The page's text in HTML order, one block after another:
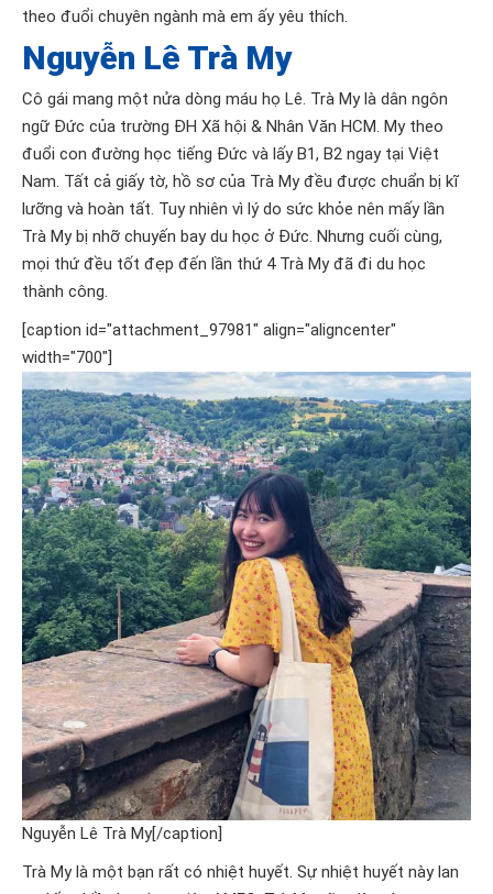
theo đuổi chuyên ngành mà em ấy yêu thích.
Nguyễn Lê Trà My
Cô gái mang một nửa dòng máu họ Lê. Trà My là dân ngôn
ngữ Đức của trường ĐH Xã hội & Nhân Văn HCM. My theo
đuổi con đường học tiếng Đức và lấy B1, B2 ngay tại Việt
Nam. Tất cả giấy tờ, hồ sơ của Trà My đều được chuẩn bị kĩ
lưỡng và hoàn tất. Tuy nhiên vì lý do sức khỏe nên mấy lần
Trà My bị nhỡ chuyến bay du học ở Đức. Nhưng cuối cùng,
mọi thứ đều tốt đẹp đến lần thứ 4 Trà My đã đi du học
thành công.
[caption id="attachment_97981" align="aligncenter"
width="700"]
Nguyễn Lê Trà My[/caption]
Trà My là một bạn rất có nhiệt huyết. Sự nhiệt huyết này lan